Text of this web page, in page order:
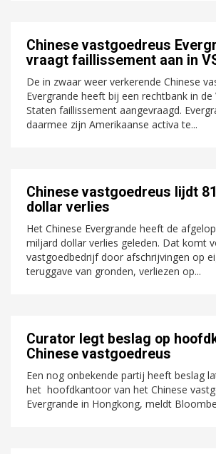
Chinese vastgoedreus
vraagt faillissement aan in
De in zwaar weer verkerende Chinese
Evergrande heeft bij een rechtbank in de
Staten faillissement aangevraagd.
daarmee zijn Amerikaanse activa te...
Chinese vastgoedreus lijdt
dollar verlies
Het Chinese Evergrande heeft de
miljard dollar verlies geleden. Dat komt
vastgoedbedrijf door afschrijvingen op
teruggave van gronden, verliezen op...
Curator legt beslag op
Chinese vastgoedreus
Een nog onbekende partij heeft beslag
het hoofdkantoor van het Chinese
Evergrande in Hongkong, meldt